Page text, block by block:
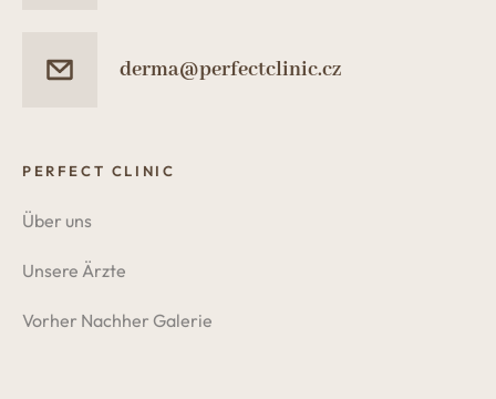
derma@perfectclinic.cz
PERFECT CLINIC
Über uns
Unsere Ärzte
Vorher Nachher Galerie